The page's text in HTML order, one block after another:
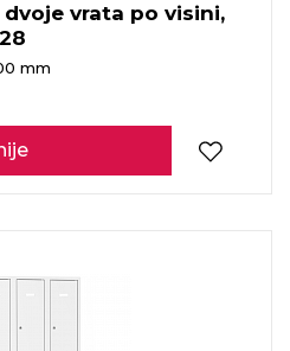
vrata po visini,
mm